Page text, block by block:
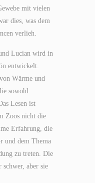
mit vielen
dies, was dem
verlieh.
Lucian wird in
entwickelt.
Wärme und
sowohl
Lesen ist
Zoos nicht die
Erfahrung, die
und dem Thema
zu treten. Die
schwer, aber sie